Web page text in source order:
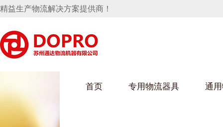
精益生产物流解决方案提供商！
首页 专用物流器具 通